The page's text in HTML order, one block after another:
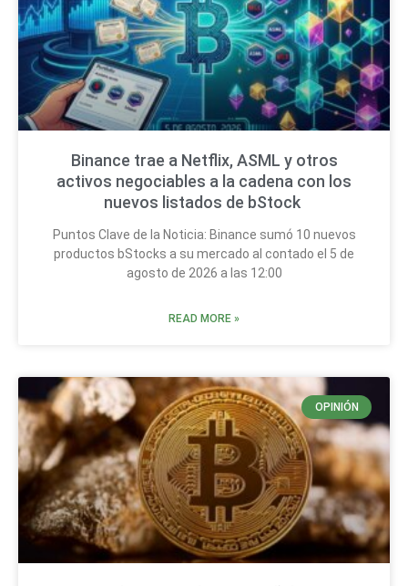
Binance trae a Netflix, ASML y otros
activos negociables a la cadena con los
nuevos listados de bStock
Puntos Clave de la Noticia: Binance sumó 10 nuevos
productos bStocks a su mercado al contado el 5 de
agosto de 2026 a las 12:00
READ MORE »
OPINIÓN